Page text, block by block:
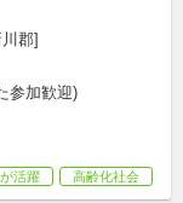
郡]
参加歓迎)
活躍 高齢化社会